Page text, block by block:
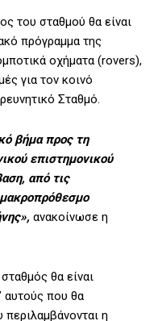
του σταθμού θα είναι
πρόγραμμα της
οχήματα (rovers),
για τον κοινό
Σταθμό.
βήμα προς τη
επιστημονικού
από τις
ανακοίνωσε η
θα είναι
αυτούς που θα
η